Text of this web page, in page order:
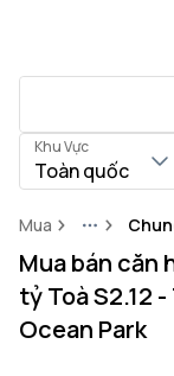
Khu Vực
Toàn quốc
Mua More
Mua bán căn
tỷ Toà S2.12
Ocean Park